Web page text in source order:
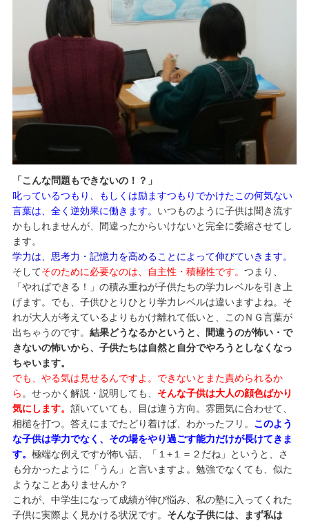
「こんな問題もできないの！？」
叱っているつもり、もしくは励ますつもりでかけたこの何気ない
言葉は、全く逆効果に働きます。 いつものように子供は聞き流す
かもしれませんが、間違ったからいけないと完全に委縮させてし
ます。
学力は、思考力・記憶力を高めることによって伸びていきます。
そしてそのために必要なのは、自主性・積極性です。 つまり、
「やればできる！」の積み重ねが子供たちの学力レベルを引き上
げます。でも、子供ひとりひとり学力レベルは違いますよね。そ
れが大人が考えているよりもかけ離れて低いと、このＮＧ言葉が
出ちゃうのです。 結果どうなるかというと、間違うのが怖い・で
きないの怖いから、子供たちは自然と自分でやろうとしなくなっ
ちゃいます。
でも、やる気は見せるんですよ。できないとまた責められるか
ら 。せっかく解説・説明しても、 そんな子供は大人の顔色ばかり
気にします。 頷いていても、目は違う方向。雰囲気に合わせて、
相槌を打つ。答えにまでたどり着けば、わかったフリ。 このよう
な子供は学力でなく、その場をやり過ごす能力だけが長けてきま
す。 極端な例えですが怖い話、「１+１＝２だね」というと、さ
も分かったように「うん」と言いますよ。勉強でなくても、似た
ようなことありませんか？
これが、中学生になって成績が伸び悩み、私の塾に入ってくれた
子供に実際よく見かける状況です。 そんな子供には、まず私は